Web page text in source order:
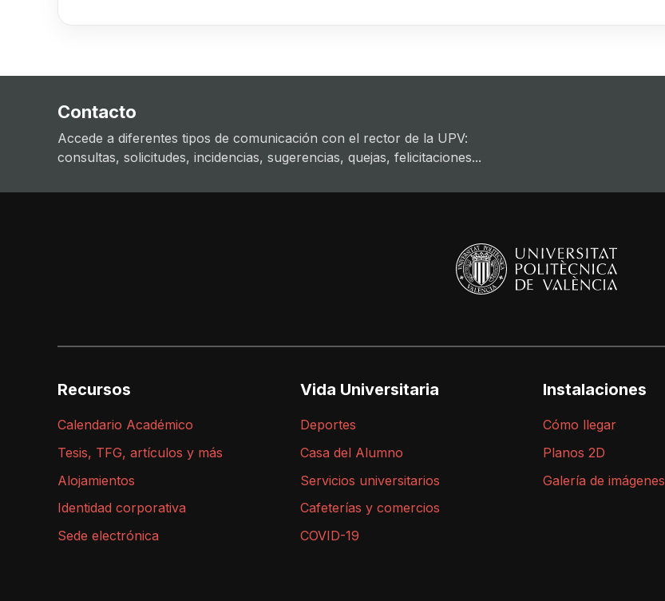
Contacto
Accede a diferentes tipos de comunicación con el rector de la UPV:
consultas, solicitudes, incidencias, sugerencias, quejas, felicitaciones...
Recursos
Calendario Académico
Tesis, TFG, artículos y más
Alojamientos
Identidad corporativa
Sede electrónica
Vida Universitaria
Deportes
Casa del Alumno
Servicios universitarios
Cafeterías y comercios
COVID-19
Instalaciones
Cómo llegar
Planos 2D
Galería de imágenes